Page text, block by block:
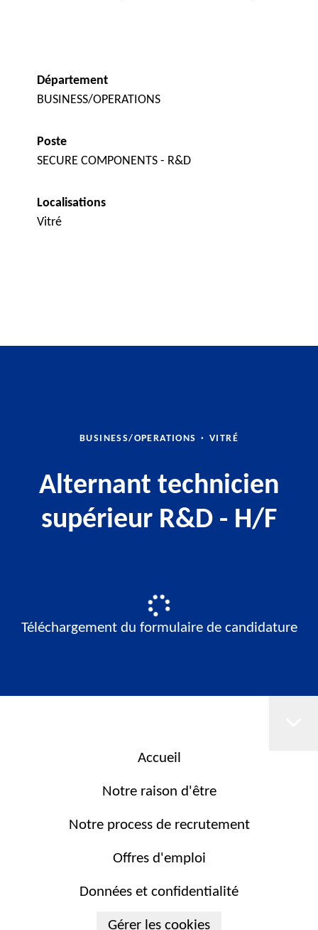
Département
BUSINESS/OPERATIONS
Poste
SECURE COMPONENTS - R&D
Localisations
Vitré
BUSINESS/OPERATIONS · VITRÉ
Alternant technicien
supérieur R&D - H/F
Téléchargement du formulaire de candidature
Accueil
Notre raison d'être
Notre process de recrutement
Offres d'emploi
Données et confidentialité
Gérer les cookies